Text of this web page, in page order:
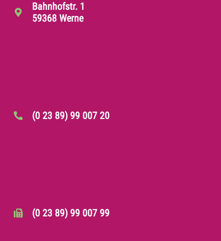
Bahnhofstr. 1
59368 Werne
(0 23 89) 99 007 20
(0 23 89) 99 007 99